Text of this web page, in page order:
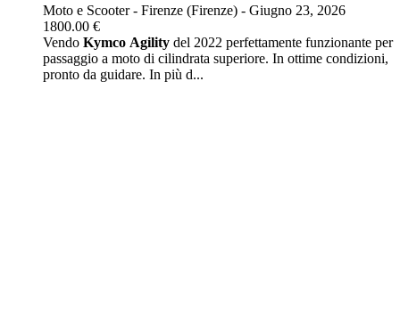
Moto e Scooter- Firenze (Firenze) - Giugno 23, 2026
1800.00 €
Vendo Kymco Agility del 2022 perfettamente funzionante per
passaggio a moto di cilindrata superiore. In ottime condizioni,
pronto da guidare. In più d...